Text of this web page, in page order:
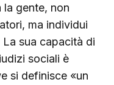
la gente, non
ma individui
sua capacità di
sociali è
si definisce «un